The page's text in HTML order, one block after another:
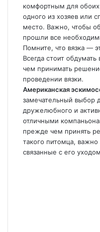
комфортным для
одного из хозяев или
место. Важно, чтобы
прошли все
Помните, что вязка —
Всегда стоит
чем принимать
проведении вязки.
Американская
замечательный выбор
дружелюбного и
отличными
прежде чем принять
такого питомца, важно
связанные с его